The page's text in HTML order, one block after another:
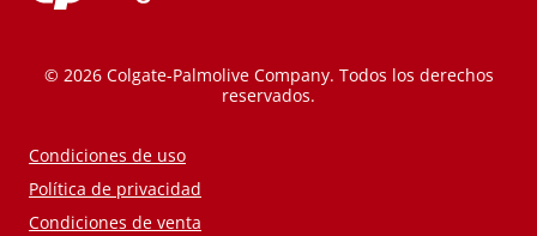
© 2026 Colgate-Palmolive Company. Todos los derechos
reservados.
Condiciones de uso
Política de privacidad
Condiciones de venta